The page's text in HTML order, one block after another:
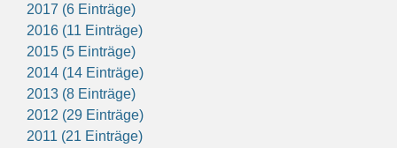
2017 (6 Einträge)
2016 (11 Einträge)
2015 (5 Einträge)
2014 (14 Einträge)
2013 (8 Einträge)
2012 (29 Einträge)
2011 (21 Einträge)